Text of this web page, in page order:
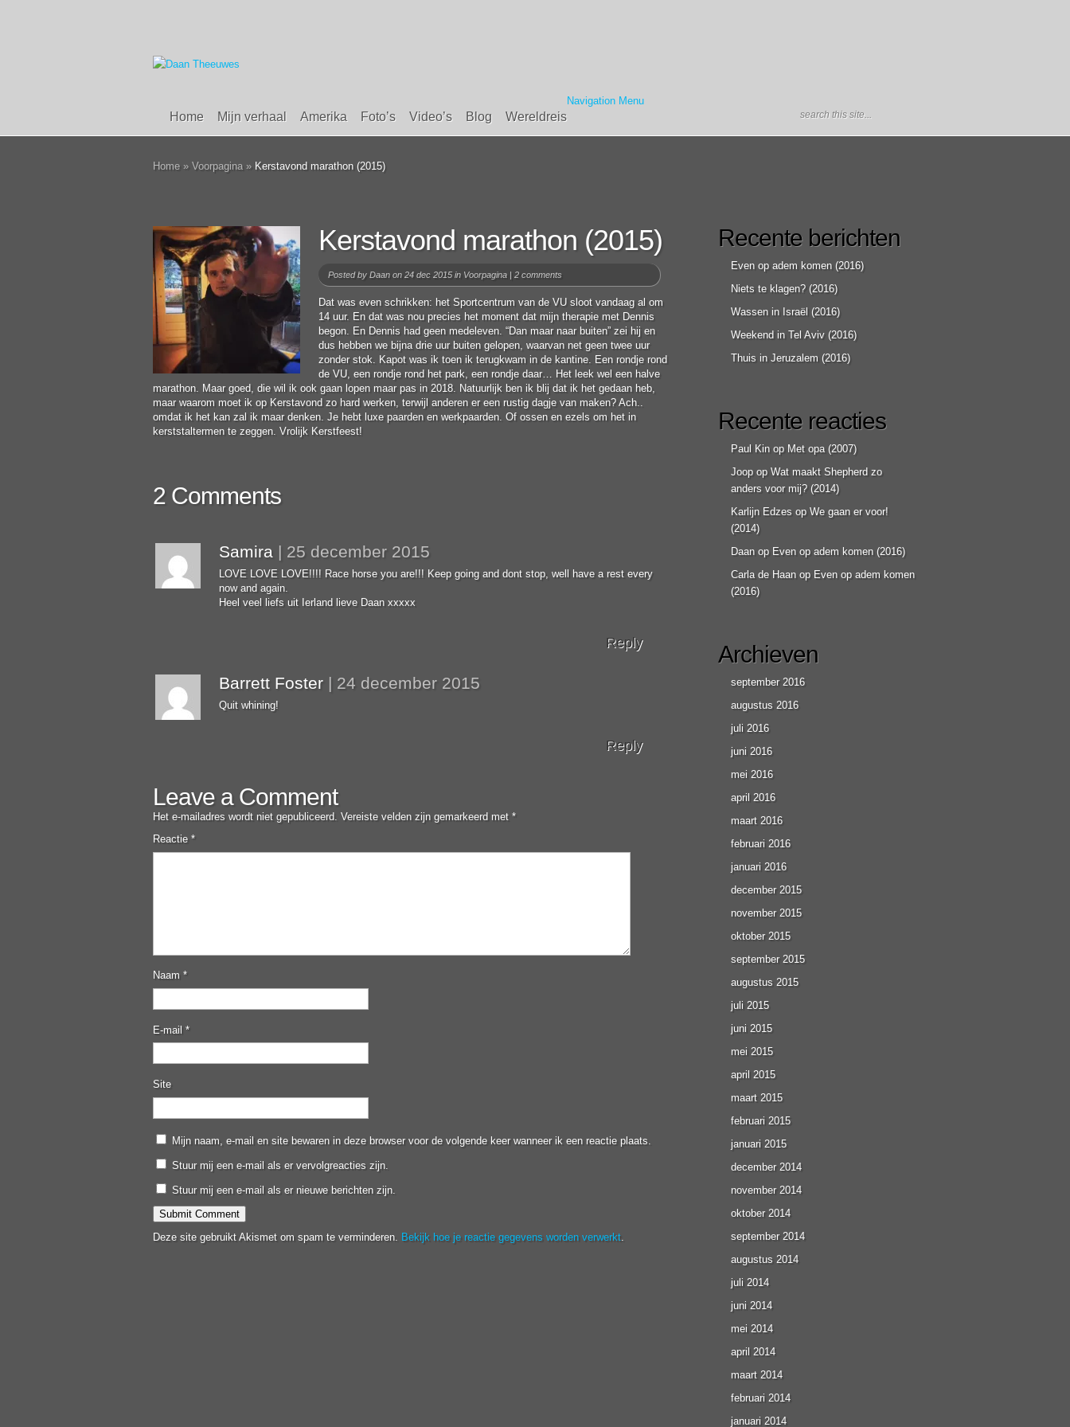
Home Mijn verhaal Amerika Foto’s Video’s Blog Wereldreis
Navigation Menu
Home » Voorpagina » Kerstavond marathon (2015)
Kerstavond marathon (2015)
Posted by Daan on 24 dec 2015 in Voorpagina | 2 comments
Dat was even schrikken: het Sportcentrum van de VU sloot vandaag al om
14 uur. En dat was nou precies het moment dat mijn therapie met Dennis
begon. En Dennis had geen medeleven. “Dan maar naar buiten” zei hij en
dus hebben we bijna drie uur buiten gelopen, waarvan net geen twee uur
zonder stok. Kapot was ik toen ik terugkwam in de kantine. Een rondje rond
de VU, een rondje rond het park, een rondje daar… Het leek wel een halve
marathon. Maar goed, die wil ik ook gaan lopen maar pas in 2018. Natuurlijk ben ik blij dat ik het gedaan heb,
maar waarom moet ik op Kerstavond zo hard werken, terwijl anderen er een rustig dagje van maken? Ach..
omdat ik het kan zal ik maar denken. Je hebt luxe paarden en werkpaarden. Of ossen en ezels om het in
kerststaltermen te zeggen. Vrolijk Kerstfeest!
2 Comments
Samira | 25 december 2015
LOVE LOVE LOVE!!!! Race horse you are!!! Keep going and dont stop, well have a rest every
now and again.
Heel veel liefs uit Ierland lieve Daan xxxxx
Reply
Barrett Foster | 24 december 2015
Quit whining!
Reply
Leave a Comment
Het e-mailadres wordt niet gepubliceerd. Vereiste velden zijn gemarkeerd met *
Reactie *
Naam *
E-mail *
Site
Mijn naam, e-mail en site bewaren in deze browser voor de volgende keer wanneer ik een reactie plaats.
Stuur mij een e-mail als er vervolgreacties zijn.
Stuur mij een e-mail als er nieuwe berichten zijn.
Deze site gebruikt Akismet om spam te verminderen. Bekijk hoe je reactie gegevens worden verwerkt.
Recente berichten
Even op adem komen (2016)
Niets te klagen? (2016)
Wassen in Israël (2016)
Weekend in Tel Aviv (2016)
Thuis in Jeruzalem (2016)
Recente reacties
Paul Kin op Met opa (2007)
Joop op Wat maakt Shepherd zo
anders voor mij? (2014)
Karlijn Edzes op We gaan er voor!
(2014)
Daan op Even op adem komen (2016)
Carla de Haan op Even op adem komen
(2016)
Archieven
september 2016
augustus 2016
juli 2016
juni 2016
mei 2016
april 2016
maart 2016
februari 2016
januari 2016
december 2015
november 2015
oktober 2015
september 2015
augustus 2015
juli 2015
juni 2015
mei 2015
april 2015
maart 2015
februari 2015
januari 2015
december 2014
november 2014
oktober 2014
september 2014
augustus 2014
juli 2014
juni 2014
mei 2014
april 2014
maart 2014
februari 2014
januari 2014